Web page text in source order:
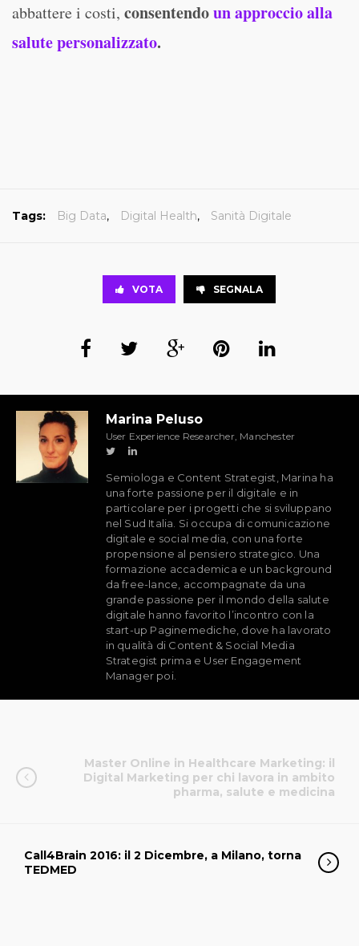
abbattere i costi, consentendoun approccio alla
salute personalizzato.
Tags: Big Data, Digital Health, Sanità Digitale
VOTA SEGNALA
Marina Peluso
User Experience Researcher, Manchester
Semiologa e Content Strategist, Marina ha
una forte passione per il digitale e in
particolare per i progetti che si sviluppano
nel Sud Italia. Si occupa di comunicazione
digitale e social media, con una forte
propensione al pensiero strategico. Una
formazione accademica e un background
da free-lance, accompagnate da una
grande passione per il mondo della salute
digitale hanno favorito l’incontro con la
start-up Paginemediche, dove ha lavorato
in qualità di Content & Social Media
Strategist prima e User Engagement
Manager poi.
Master Online in Healthcare Marketing: il
Digital Marketing per chi lavora in ambito
pharma, salute e medicina
Call4Brain 2016: il 2 Dicembre, a Milano, torna
TEDMED